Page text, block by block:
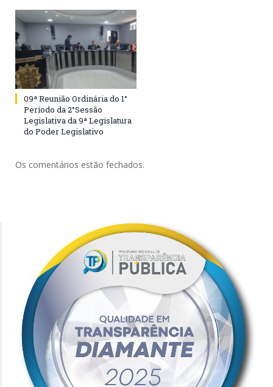
09ª Reunião Ordinária do 1°
Período da 2°Sessão
Legislativa da 9ª Legislatura
do Poder Legislativo
Os comentários estão fechados.